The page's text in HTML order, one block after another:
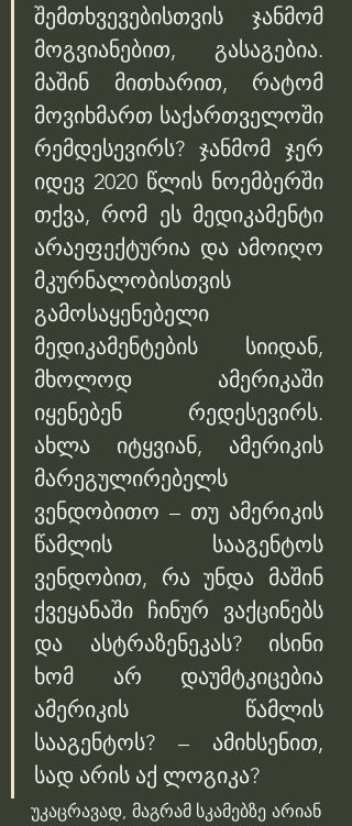
შემთხვევებისთვის ჯანმომ
მოგვიანებით, გასაგებია.
მაშინ მითხარით, რატომ
მოვიხმართ საქართველოში
რემდესევირს? ჯანმომ ჯერ
იდევ 2020 წლის ნოემბერში
თქვა, რომ ეს მედიკამენტი
არაეფექტურია და ამოიღო
მკურნალობისთვის
გამოსაყენებელი
მედიკამენტების სიიდან,
მხოლოდ ამერიკაში
იყენებენ რედესევირს.
ახლა იტყვიან, ამერიკის
მარეგულირებელს
ვენდობითო – თუ ამერიკის
წამლის სააგენტოს
ვენდობით, რა უნდა მაშინ
ქვეყანაში ჩინურ ვაქცინებს
და ასტრაზენეკას? ისინი
ხომ არ დაუმტკიცებია
ამერიკის წამლის
სააგენტოს? – ამიხსენით,
სად არის აქ ლოგიკა?
უკაცრავად, მაგრამ სკამებზე არიან